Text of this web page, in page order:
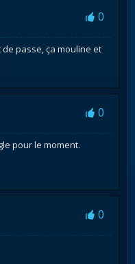
0
passe, ça mouline et
0
pour le moment.
0